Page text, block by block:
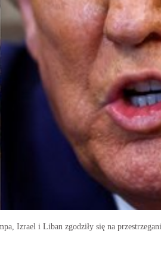
Izrael i Liban zgodziły się na